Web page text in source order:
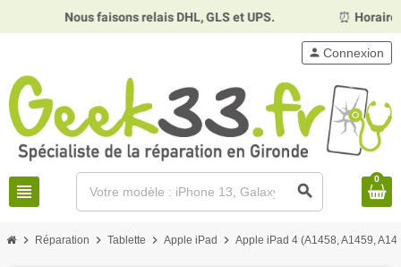
Nous faisons relais DHL, GLS et UPS. Horaires :Mardi,
view_headline search
person Connexion
0
chevron_right Réparation chevron_right Tablette chevron_right Apple iPad chevron_right Apple iPad 4 (A1458, A1459,